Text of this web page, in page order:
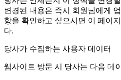
변경된 내용은 즉시 회원님에게
항을 확인하고 싶으시면 이 페이
다.
당사가 수집하는 사용자 데이터
웹사이트 방문 시 당사는 다음 데